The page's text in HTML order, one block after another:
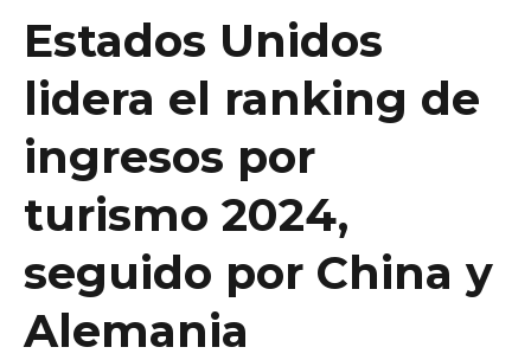
Estados Unidos
lidera el ranking de
ingresos por
turismo 2024,
seguido por China y
Alemania